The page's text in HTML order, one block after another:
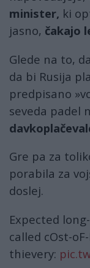
minister, ki
jasno, čakajo
Glede na to,
da bi Rusija
predpisano
seveda padel
Gre pa za
porabila za
doslej.
Expected
called cOst-
thievery: